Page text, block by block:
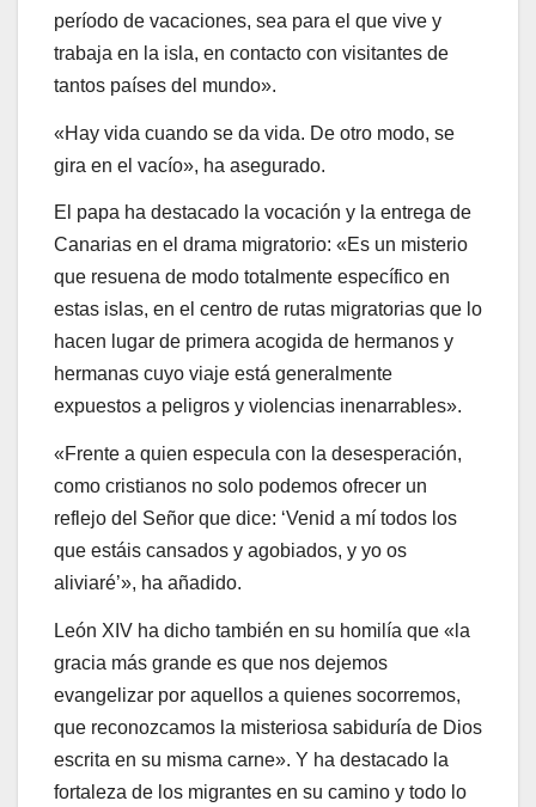
período de vacaciones, sea para el que vive y
trabaja en la isla, en contacto con visitantes de
tantos países del mundo».
«Hay vida cuando se da vida. De otro modo, se
gira en el vacío», ha asegurado.
El papa ha destacado la vocación y la entrega de
Canarias en el drama migratorio: «Es un misterio
que resuena de modo totalmente específico en
estas islas, en el centro de rutas migratorias que lo
hacen lugar de primera acogida de hermanos y
hermanas cuyo viaje está generalmente
expuestos a peligros y violencias inenarrables».
«Frente a quien especula con la desesperación,
como cristianos no solo podemos ofrecer un
reflejo del Señor que dice: ‘Venid a mí todos los
que estáis cansados y agobiados, y yo os
aliviaré’», ha añadido.
León XIV ha dicho también en su homilía que «la
gracia más grande es que nos dejemos
evangelizar por aquellos a quienes socorremos,
que reconozcamos la misteriosa sabiduría de Dios
escrita en su misma carne». Y ha destacado la
fortaleza de los migrantes en su camino y todo lo